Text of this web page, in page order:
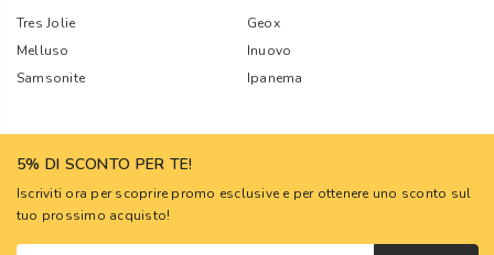
Tres Jolie
Geox
Melluso
Inuovo
Samsonite
Ipanema
5% DI SCONTO PER TE!
Iscriviti ora per scoprire promo esclusive e per ottenere uno sconto sul
tuo prossimo acquisto!